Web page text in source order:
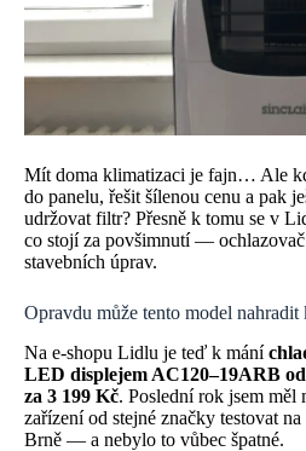
Mít doma klimatizaci je fajn… Ale
do panelu, řešit šílenou cenu a pak
udržovat filtr? Přesně k tomu se v
co stojí za povšimnutí —
stavebních úprav.
Opravdu může tento model nahradit
Na e-shopu Lidlu je teď k mání
LED displejem AC120–19ARB
za 3 199 Kč. Poslední rok jsem měl
zařízení od stejné značky testovat
Brně — a nebylo to vůbec špatné.